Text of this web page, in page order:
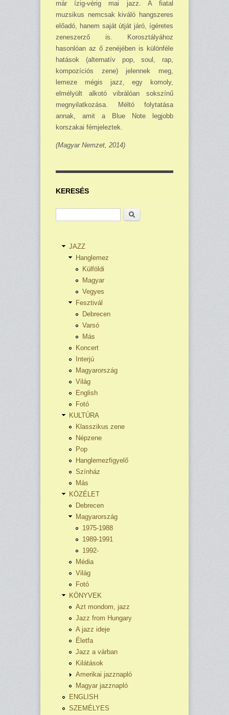
már ízig-vérig mai jazz. A fiatal
muzsikus nemcsak kiváló hangszeres
előadó, hanem saját útját járó, ígéretes
zeneszerző is. Korosztályához
hasonlóan az ő zenéjében is különféle
hatások (alternatív pop, soul, rap,
kompozíciós zene) jelennek meg,
lemeze mégis jazz, egy komoly,
elmélyült alkotó vibrálóan sokszínű
megnyilatkozása. Méltó folytatása
annak, amit a Blue Note legjobb
korszakai fém­jeleztek.
(Magyar Nemzet, 2014)
KERESÉS
Keresés
JAZZ
Hanglemez
Külföldi
Magyar
Vegyes
Fesztivál
Debrecen
Varsó
Más
Koncert
Interjú
Magyarország
Világ
English
Fotó
KULTÚRA
Klasszikus zene
Népzene
Pop
Hanglemezfigyelő
Színház
Más
KÖZÉLET
Debrecen
Magyarország
1975-1988
1989-1991
1992-
Média
Világ
Fotó
KÖNYVEK
Azt mondom, jazz
Jazz from Hungary
A jazz ideje
Életfa
Jazz a várban
Kilátások
Amerikai jazznapló
Magyar jazznapló
ENGLISH
SZEMÉLYES